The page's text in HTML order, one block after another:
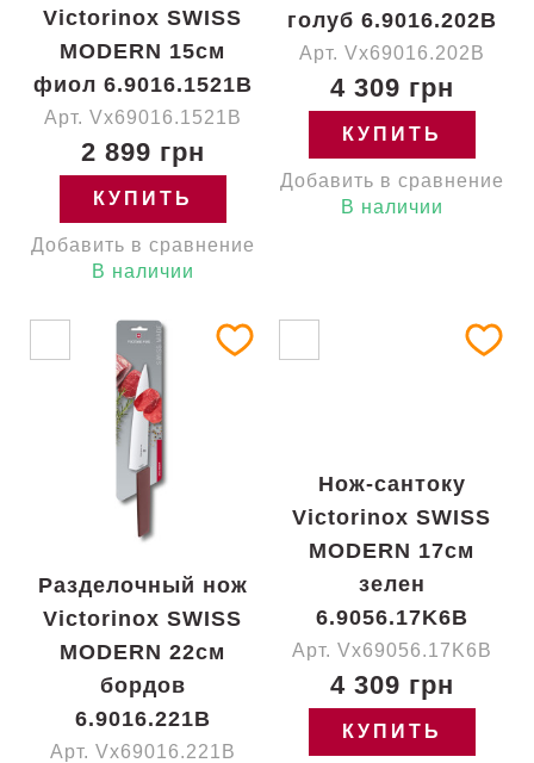
Victorinox SWISS
MODERN 15см
фиол 6.9016.1521B
Арт. Vx69016.1521B
2 899 грн
КУПИТЬ
Добавить в сравнение
В наличии
голуб 6.9016.202B
Арт. Vx69016.202B
4 309 грн
КУПИТЬ
Добавить в сравнение
В наличии
Разделочный нож
Victorinox SWISS
MODERN 22см
бордов
6.9016.221B
Арт. Vx69016.221B
Нож-сантоку
Victorinox SWISS
MODERN 17см
зелен
6.9056.17K6B
Арт. Vx69056.17K6B
4 309 грн
КУПИТЬ